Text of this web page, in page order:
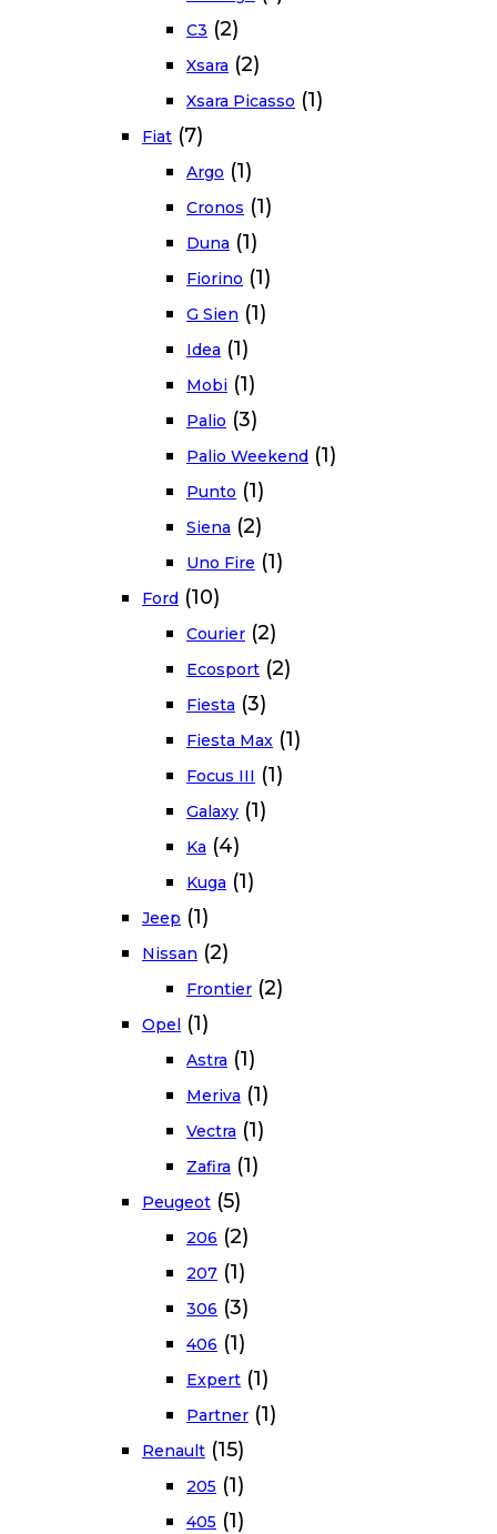
C3 (2)
Xsara (2)
Xsara Picasso (1)
Fiat (7)
Argo (1)
Cronos (1)
Duna (1)
Fiorino (1)
G Sien (1)
Idea (1)
Mobi (1)
Palio (3)
Palio Weekend (1)
Punto (1)
Siena (2)
Uno Fire (1)
Ford (10)
Courier (2)
Ecosport (2)
Fiesta (3)
Fiesta Max (1)
Focus III (1)
Galaxy (1)
Ka (4)
Kuga (1)
Jeep (1)
Nissan (2)
Frontier (2)
Opel (1)
Astra (1)
Meriva (1)
Vectra (1)
Zafira (1)
Peugeot (5)
206 (2)
207 (1)
306 (3)
406 (1)
Expert (1)
Partner (1)
Renault (15)
205 (1)
405 (1)